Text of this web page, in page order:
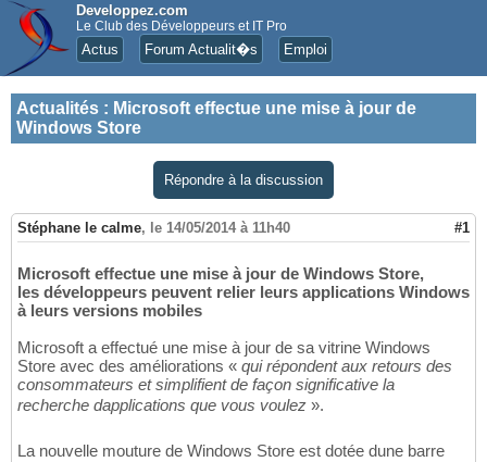
Developpez.com
Le Club des Développeurs et IT Pro
Actus Forum Actualit�s Emploi
Actualités : Microsoft effectue une mise à jour de
Windows Store
Répondre à la discussion
Stéphane le calme, le 14/05/2014 à 11h40 #1
Microsoft effectue une mise à jour de Windows Store,
les développeurs peuvent relier leurs applications Windows
à leurs versions mobiles
Microsoft a effectué une mise à jour de sa vitrine Windows
Store avec des améliorations « qui répondent aux retours des
consommateurs et simplifient de façon significative la
recherche dapplications que vous voulez ».
La nouvelle mouture de Windows Store est dotée dune barre